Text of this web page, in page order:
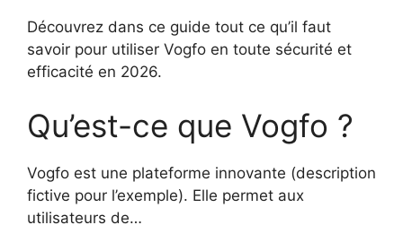
Découvrez dans ce guide tout ce qu’il faut
savoir pour utiliser Vogfo en toute sécurité et
efficacité en 2026.
Qu’est-ce que Vogfo ?
Vogfo est une plateforme innovante (description
fictive pour l’exemple). Elle permet aux
utilisateurs de…